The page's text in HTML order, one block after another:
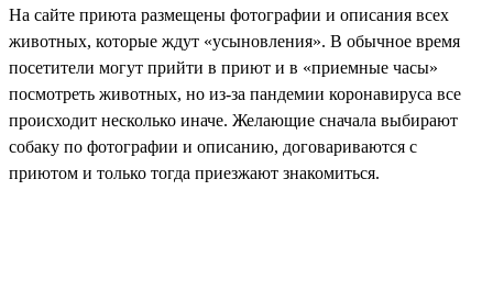
На сайте приюта размещены фотографии и описания всех
животных, которые ждут «усыновления». В обычное время
посетители могут прийти в приют и в «приемные часы»
посмотреть животных, но из-за пандемии коронавируса все
происходит несколько иначе. Желающие сначала выбирают
собаку по фотографии и описанию, договариваются с
приютом и только тогда приезжают знакомиться.